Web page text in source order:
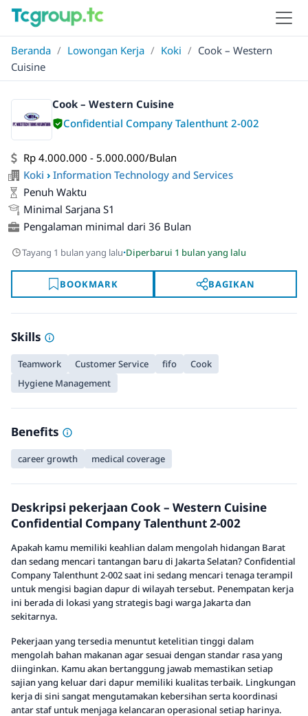
Beranda / Lowongan Kerja / Koki / Cook – Western
Cuisine
Cook – Western Cuisine
Confidential Company Talenthunt 2-002
Rp 4.000.000 - 5.000.000/Bulan
Koki › Information Technology and Services
Penuh Waktu
Minimal Sarjana S1
Pengalaman minimal dari 36 Bulan
Tayang 1 bulan yang lalu·Diperbarui 1 bulan yang lalu
BOOKMARK BAGIKAN
Skills
Teamwork Customer Service fifo
Cook
Hygiene Management
Benefits
career growth medical coverage
Deskripsi pekerjaan Cook – Western Cuisine
Confidential Company Talenthunt 2-002
Apakah kamu memiliki keahlian dalam mengolah hidangan Barat
dan sedang mencari tantangan baru di Jakarta Selatan? Confidential
Company Talenthunt 2-002 saat ini sedang mencari tenaga terampil
untuk mengisi bagian dapur di wilayah tersebut. Penempatan kerja
ini berada di lokasi yang strategis bagi warga Jakarta dan
sekitarnya.
Pekerjaan yang tersedia menuntut ketelitian tinggi dalam
mengolah bahan makanan agar sesuai dengan standar rasa yang
diinginkan. Kamu akan bertanggung jawab memastikan setiap
sajian yang keluar dari dapur memiliki kualitas terbaik. Lingkungan
kerja di sini sangat mengutamakan kebersihan serta koordinasi
antar staf untuk menjaga kelancaran operasional setiap harinya.